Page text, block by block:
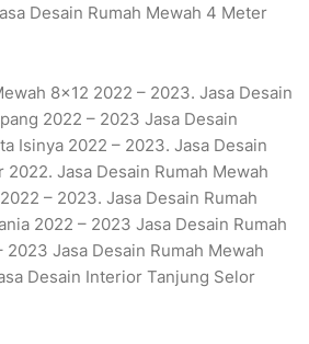
Desain Rumah Mewah 4 Meter
8×12 2022 – 2023. Jasa Desain
2022 – 2023 Jasa Desain
Isinya 2022 – 2023. Jasa Desain
Jasa Desain Rumah Mewah
– 2023. Jasa Desain Rumah
2022 – 2023 Jasa Desain Rumah
2023 Jasa Desain Rumah Mewah
Desain Interior Tanjung Selor